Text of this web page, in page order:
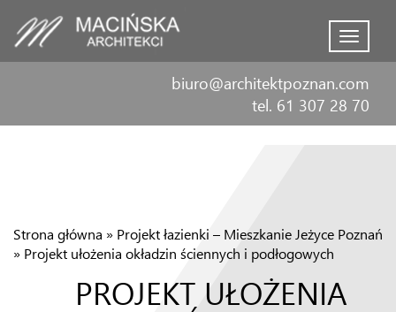
Menu
biuro@architektpoznan.com
tel. 61 307 28 70
Strona główna » Projekt łazienki – Mieszkanie Jeżyce Poznań
» Projekt ułożenia okładzin ściennych i podłogowych
PROJEKT UŁOŻENIA